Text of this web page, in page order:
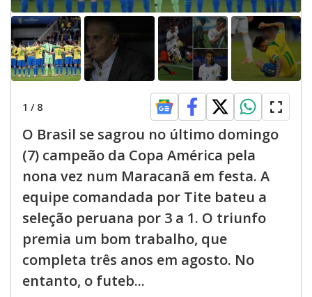
1 / 8
O Brasil se sagrou no último domingo
(7) campeão da Copa América pela
nona vez num Maracanã em festa. A
equipe comandada por Tite bateu a
seleção peruana por 3 a 1. O triunfo
premia um bom trabalho, que
completa três anos em agosto. No
entanto, o futeb...